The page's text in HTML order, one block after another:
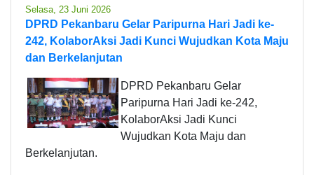
Selasa, 23 Juni 2026
DPRD Pekanbaru Gelar Paripurna Hari Jadi ke-
242, KolaborAksi Jadi Kunci Wujudkan Kota Maju
dan Berkelanjutan
DPRD Pekanbaru Gelar
Paripurna Hari Jadi ke-242,
KolaborAksi Jadi Kunci
Wujudkan Kota Maju dan
Berkelanjutan.